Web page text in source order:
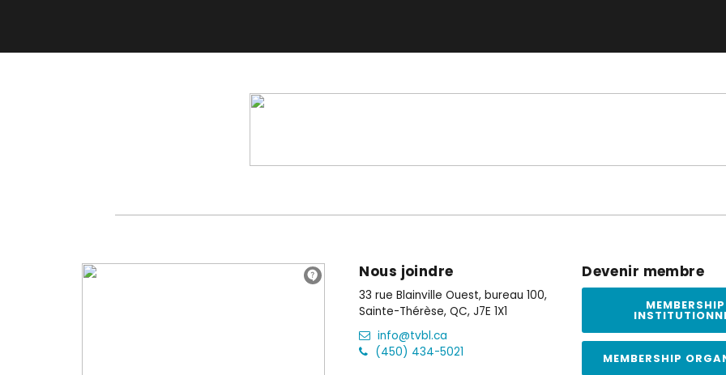
Nous joindre
33 rue Blainville Ouest, bureau 100,
Sainte-Thérèse, QC, J7E 1X1
info@tvbl.ca
(450) 434-5021
Devenir membre
MEMBERSHIP
MEMBERSHIP